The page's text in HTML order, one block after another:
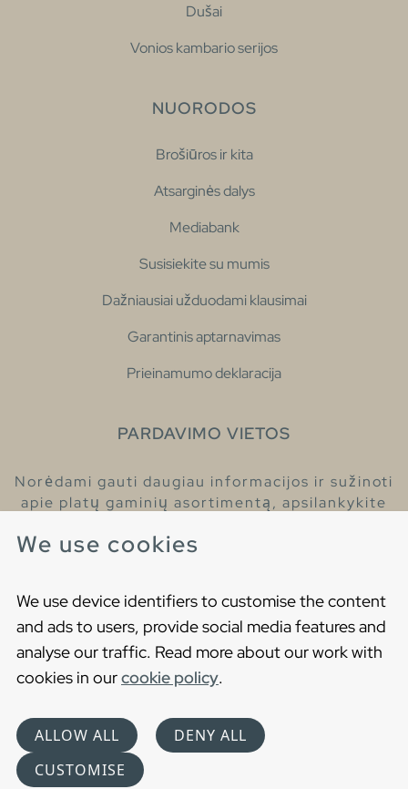
We use cookies
We use device identifiers to customise the content
and ads to users, provide social media features and
analyse our traffic. Read more about our work with
cookies in ourcookie policy.
ALLOW ALL
DENY ALL
CUSTOMISE
Dušai
Vonios kambario serijos
NUORODOS
Brošiūros ir kita
Atsarginės dalys
Mediabank
Susisiekite su mumis
Dažniausiai užduodami klausimai
Garantinis aptarnavimas
Prieinamumo deklaracija
PARDAVIMO VIETOS
Norėdami gauti daugiau informacijos ir sužinoti
apie platų gaminių asortimentą, apsilankykite
Cookies
Privatumo politika
Choose language